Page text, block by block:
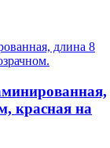
красная на